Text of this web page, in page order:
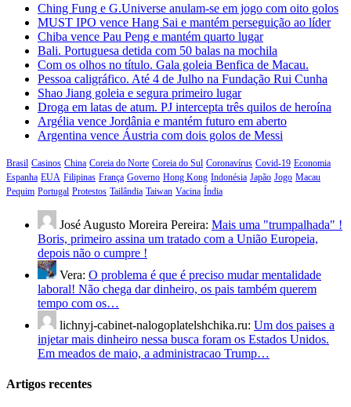
Ching Fung e G.Universe anulam-se em jogo com oito golos
MUST IPO vence Hang Sai e mantém perseguição ao líder
Chiba vence Pau Peng e mantém quarto lugar
Bali. Portuguesa detida com 50 balas na mochila
Com os olhos no título. Gala goleia Benfica de Macau.
Pessoa caligráfico. Até 4 de Julho na Fundação Rui Cunha
Shao Jiang goleia e segura primeiro lugar
Droga em latas de atum. PJ intercepta três quilos de heroína
Argélia vence Jordânia e mantém futuro em aberto
Argentina vence Áustria com dois golos de Messi
Brasil Casinos China Coreia do Norte Coreia do Sul Coronavírus Covid-19 Economia
Espanha EUA Filipinas França Governo Hong Kong Indonésia Japão Jogo Macau
Pequim Portugal Protestos Tailândia Taiwan Vacina Índia
José Augusto Moreira Pereira: Mais uma "trumpalhada" !
Boris, primeiro assina um tratado com a União Europeia,
depois não o cumpre !
Vera: O problema é que é preciso mudar mentalidade
laboral! Não chega dar dinheiro, os pais também querem
tempo com os…
lichnyj-cabinet-nalogoplatelshchika.ru: Um dos paises a
injetar mais dinheiro nessa busca foram os Estados Unidos.
Em meados de maio, a administracao Trump…
Artigos recentes